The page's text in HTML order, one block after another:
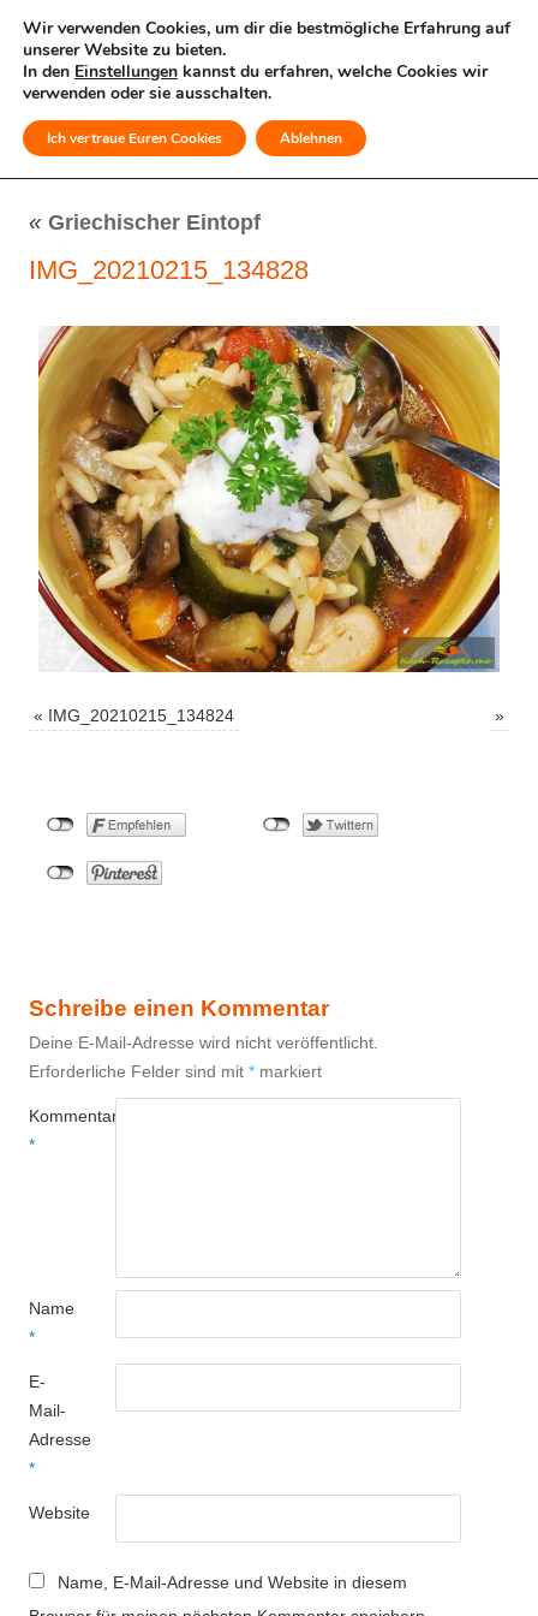
MENÜ
« Griechischer Eintopf
IMG_20210215_134828
« IMG_20210215_134824 »
Schreibe einen Kommentar
Deine E-Mail-Adresse wird nicht veröffentlicht.
Erforderliche Felder sind mit * markiert
Kommentar
*
Name
*
E-
Mail-
Adresse
*
Website
Name, E-Mail-Adresse und Website in diesem
Wir verwenden Cookies, um dir die bestmögliche Erfahrung auf
unserer Website zu bieten.
In den Einstellungen kannst du erfahren, welche Cookies wir
verwenden oder sie ausschalten.
Ich vertraue Euren Cookies Ablehnen